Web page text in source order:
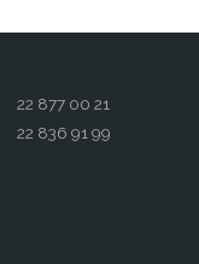
22 877 00 21
22 836 91 99